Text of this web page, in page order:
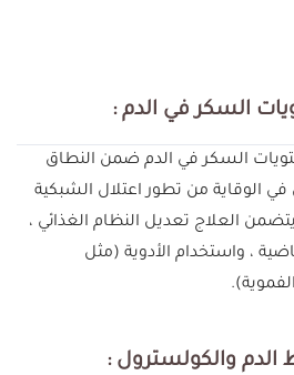
السكر في الدم :
السكر في الدم ضمن النطاق
الوقاية من تطور اعتلال الشبكية
العلاج تعديل النظام الغذائي ،
، واستخدام الأدوية (مثل
الدم والكولسترول :